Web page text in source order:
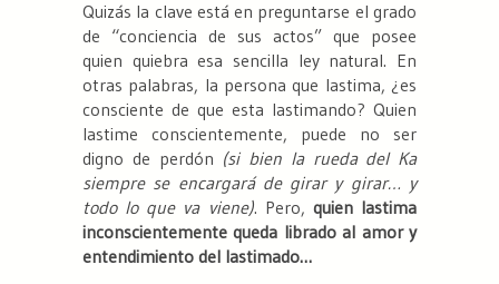
Quizás la clave está en preguntarse el grado
de “conciencia de sus actos” que posee
quien quiebra esa sencilla ley natural. En
otras palabras, la persona que lastima, ¿es
consciente de que esta lastimando? Quien
lastime conscientemente, puede no ser
digno de perdón (si bien la rueda del Ka
siempre se encargará de girar y girar… y
todo lo que va viene). Pero, quien lastima
inconscientemente queda librado al amor y
entendimiento del lastimado…